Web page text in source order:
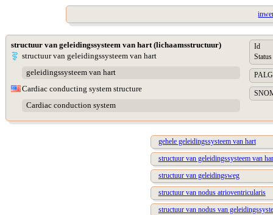
structuur van geleidingssysteem van hart (lichaamsstructuur)
structuur van geleidingssysteem van hart
geleidingssysteem van hart
Cardiac conducting system structure
Cardiac conduction system
Id
Status
gehele geleidingssysteem van hart
structuur van geleidingssysteem van
structuur van geleidingsweg
structuur van nodus atrioventricularis
structuur van nodus van